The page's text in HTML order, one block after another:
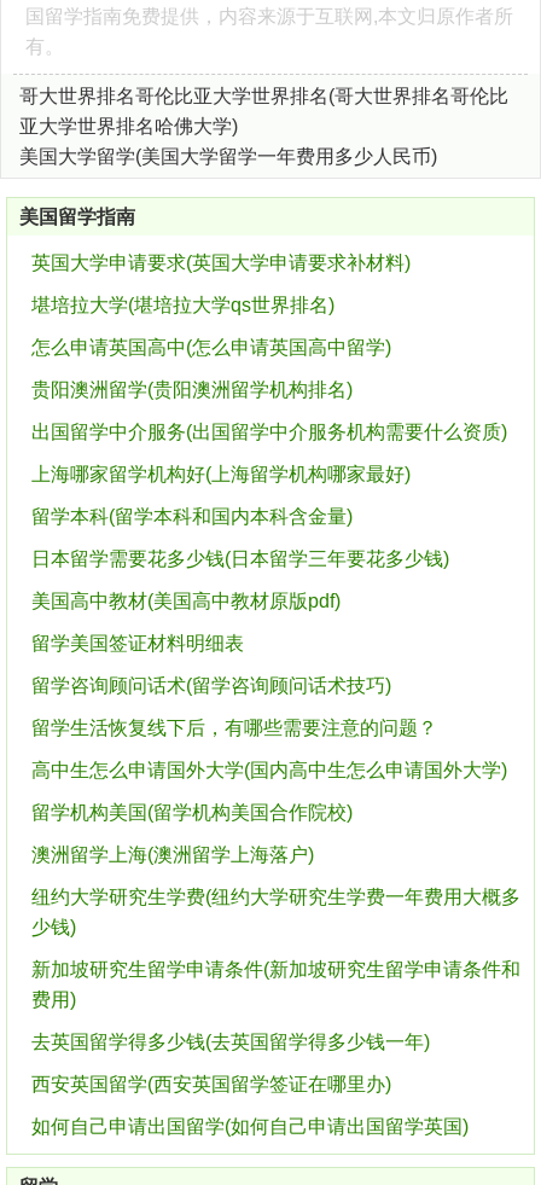
国留学指南免费提供，内容来源于互联网,本文归原作者所
有。
哥大世界排名哥伦比亚大学世界排名(哥大世界排名哥伦比
亚大学世界排名哈佛大学)
美国大学留学(美国大学留学一年费用多少人民币)
美国留学指南
英国大学申请要求(英国大学申请要求补材料)
堪培拉大学(堪培拉大学qs世界排名)
怎么申请英国高中(怎么申请英国高中留学)
贵阳澳洲留学(贵阳澳洲留学机构排名)
出国留学中介服务(出国留学中介服务机构需要什么资质)
上海哪家留学机构好(上海留学机构哪家最好)
留学本科(留学本科和国内本科含金量)
日本留学需要花多少钱(日本留学三年要花多少钱)
美国高中教材(美国高中教材原版pdf)
留学美国签证材料明细表
留学咨询顾问话术(留学咨询顾问话术技巧)
留学生活恢复线下后，有哪些需要注意的问题？
高中生怎么申请国外大学(国内高中生怎么申请国外大学)
留学机构美国(留学机构美国合作院校)
澳洲留学上海(澳洲留学上海落户)
纽约大学研究生学费(纽约大学研究生学费一年费用大概多
少钱)
新加坡研究生留学申请条件(新加坡研究生留学申请条件和
费用)
去英国留学得多少钱(去英国留学得多少钱一年)
西安英国留学(西安英国留学签证在哪里办)
如何自己申请出国留学(如何自己申请出国留学英国)